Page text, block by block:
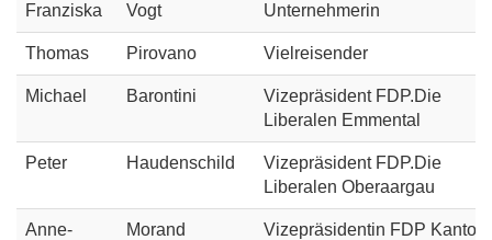
Franziska Vogt Unternehmerin
Thomas Pirovano Vielreisender
Michael Barontini
Vizepräsident FDP.Die
Liberalen Emmental
Peter Haudenschild
Vizepräsident FDP.Die
Liberalen Oberaargau
Anne-
Morand
Vizepräsidentin FDP Kanton